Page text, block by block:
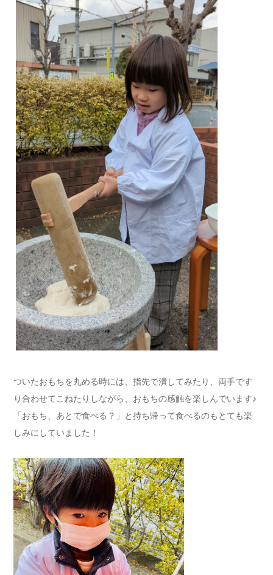
ついたおもちを丸める時には、指先で潰してみたり、両手です
り合わせてこねたりしながら、おもちの感触を楽しんでいます♪
「おもち、あとで食べる？」と持ち帰って食べるのもとても楽
しみにしていました！